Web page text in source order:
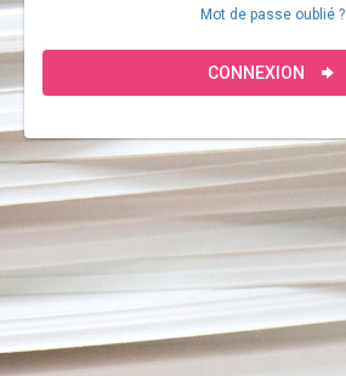
Mot de passe oublié ?
CONNEXION